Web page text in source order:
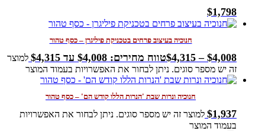
$1,798
חנוכיה בעיצוב פרחים בטכניקת פיליגרן – כסף טהור
$4,008
–
$4,315 טווח מחירים: ⁦$4,008⁩ עד ⁦$4,315⁩
למוצר
זה יש מספר סוגים. ניתן לבחור את האפשרויות בעמוד המוצר
חנוכיה ונרות שבת 'הנרות הללו קודש הם' – כסף טהור
$1,937
למוצר זה יש מספר סוגים. ניתן לבחור את האפשרויות
בעמוד המוצר